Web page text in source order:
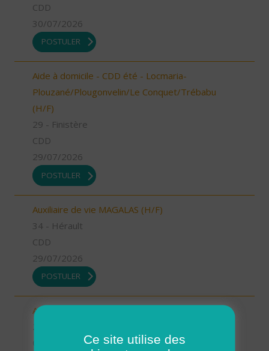
CDD
30/07/2026
POSTULER
Aide à domicile - CDD été - Locmaria-
Plouzané/Plougonvelin/Le Conquet/Trébabu
(H/F)
29 - Finistère
CDD
29/07/2026
POSTULER
Auxiliaire de vie MAGALAS (H/F)
34 - Hérault
CDD
29/07/2026
POSTULER
Aide à domicile - CDD été - Saint-Renan (H/F)
Ce site utilise des